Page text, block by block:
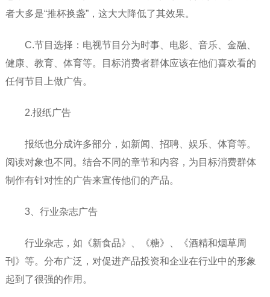
者大多是“推杯换盏”，这大大降低了其效果。
C.节目选择：电视节目分为时事、电影、音乐、金融、
健康、教育、体育等。目标消费者群体应该在他们喜欢看的
任何节目上做广告。
2.报纸广告
报纸也分成许多部分，如新闻、招聘、娱乐、体育等。
阅读对象也不同。结合不同的章节和内容，为目标消费群体
制作有针对性的广告来宣传他们的产品。
3、行业杂志广告
行业杂志，如《新食品》、《糖》、《酒精和烟草周
刊》等。分布广泛，对促进产品投资和企业在行业中的形象
起到了很强的作用。